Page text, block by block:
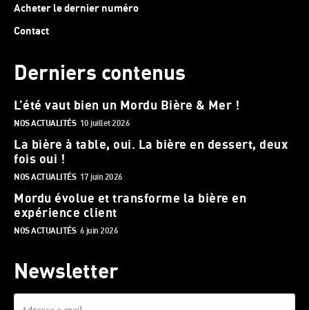
Acheter le dernier numéro
Contact
Derniers contenus
L’été vaut bien un Mordu Bière & Mer !
NOS ACTUALITÉS 10 juillet 2026
La bière à table, oui. La bière en dessert, deux
fois oui !
NOS ACTUALITÉS 17 juin 2026
Mordu évolue et transforme la bière en
expérience client
NOS ACTUALITÉS 6 juin 2026
Newsletter